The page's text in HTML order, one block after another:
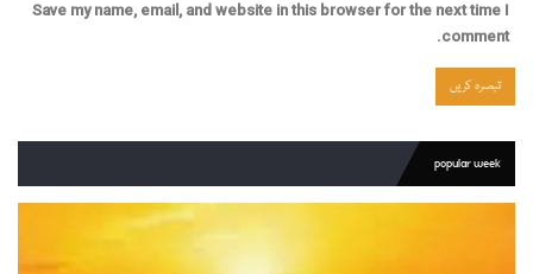
Save my name, email, and website in this browser for the next time I
comment.
popular week